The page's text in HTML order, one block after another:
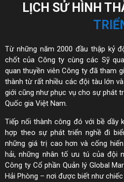
LỊCH SỬ HÌNH
Từ những năm 2000 đầu thập kỷ
chốt của Công ty cùng các Sỹ
quan thuyền viên Công ty đã tham
thành từ rất nhiều các đội tàu lớn
giới cũng như phục vụ cho sự phát
Quốc gia Việt Nam.
Tiếp nối thành công đó với bề dầy
hợp theo sự phát triển nghề đi
những giá trị cao hơn và cống
hải, những nhân tố ưu tú của đội
Công ty Cổ phần Quản lý Global
Hải Phòng – nơi được biết như